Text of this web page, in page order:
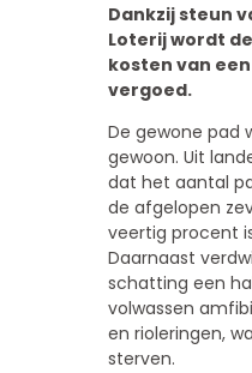
Dankzij steun
Loterij wordt
kosten van
vergoed.
De gewone pad
gewoon. Uit
dat het aantal
de afgelopen
veertig procent
Daarnaast
schatting een
volwassen
en rioleringen,
sterven.